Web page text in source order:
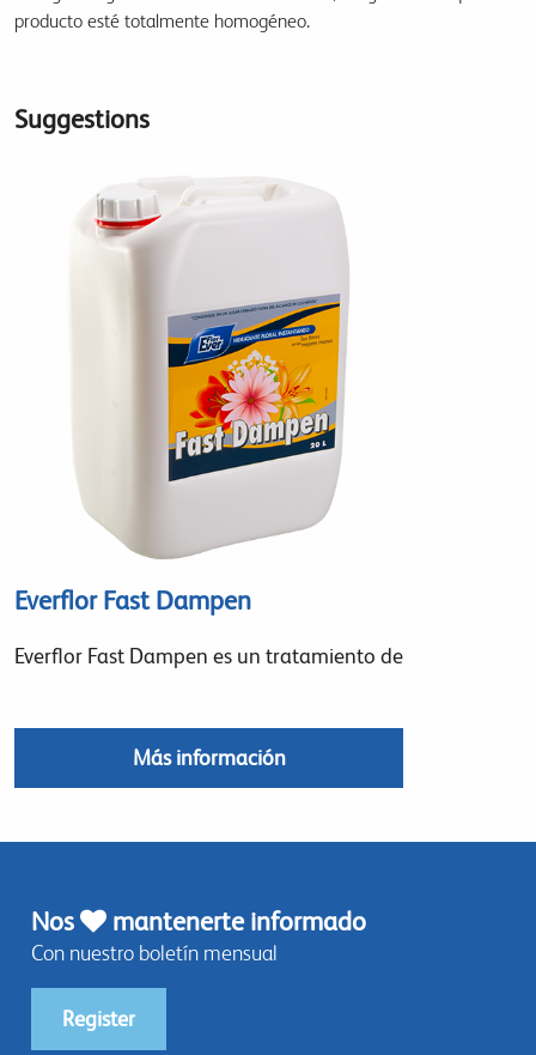
producto esté totalmente homogéneo.
Suggestions
Everflor Fast Dampen
Everflor Fast Dampen es un tratamiento de
Más información
Nos mantenerte informado
Con nuestro boletín mensual
Register